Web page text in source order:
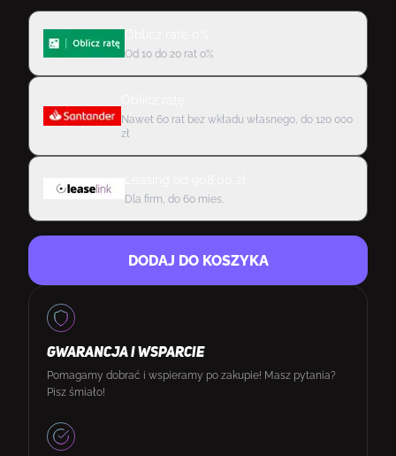
Od 10 do 20 rat 0%
Nawet 60 rat bez wkładu własnego, do 120 000
zł
Dla firm, do 60 mies.
DODAJ DO KOSZYKA
GWARANCJA I WSPARCIE
Pomagamy dobrać i wspieramy po zakupie! Masz pytania?
Pisz śmiało!